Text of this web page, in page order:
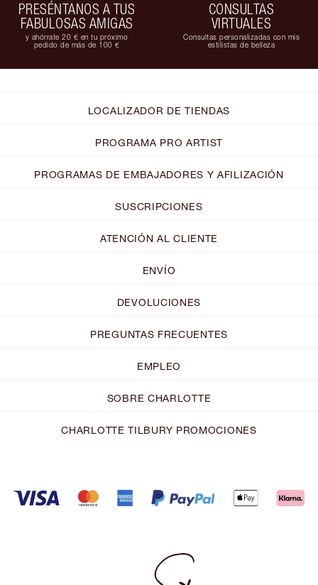
PRESÉNTANOS A TUS
FABULOSAS AMIGAS
y ahórrate 20 € en tu próximo
pedido de más de 100 €
CONSULTAS
VIRTUALES
Consultas personalizadas con mis
estilistas de belleza
LOCALIZADOR DE TIENDAS
PROGRAMA PRO ARTIST
PROGRAMAS DE EMBAJADORES Y AFILIZACIÓN
SUSCRIPCIONES
ATENCIÓN AL CLIENTE
ENVÍO
DEVOLUCIONES
PREGUNTAS FRECUENTES
EMPLEO
SOBRE CHARLOTTE
CHARLOTTE TILBURY PROMOCIONES